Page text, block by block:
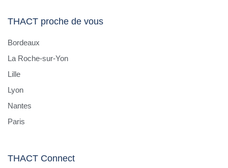
THACT proche de vous
Bordeaux
La Roche-sur-Yon
Lille
Lyon
Nantes
Paris
THACT Connect